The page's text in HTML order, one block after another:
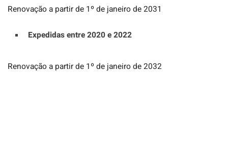
Renovação a partir de 1º de janeiro de 2031
Expedidas entre 2020 e 2022
Renovação a partir de 1º de janeiro de 2032